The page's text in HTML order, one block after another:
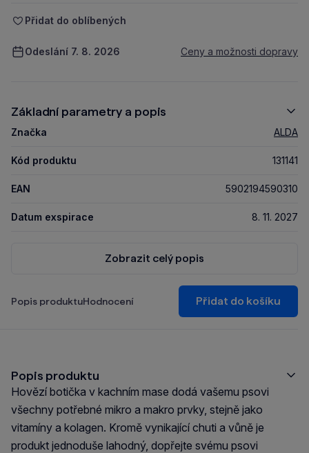
Přidat do oblíbených
Odeslání 7. 8. 2026 Ceny a možnosti dopravy
Základní parametry a popis
Značka ALDA
Kód produktu 131141
EAN 5902194590310
Datum exspirace 8. 11. 2027
Zobrazit celý popis
Popis produktuHodnocení Přidat do košíku
Popis produktu
Hovězí botička v kachním mase dodá vašemu psovi
všechny potřebné mikro a makro prvky, stejně jako
vitamíny a kolagen. Kromě vynikající chuti a vůně je
produkt jednoduše lahodný, dopřejte svému psovi